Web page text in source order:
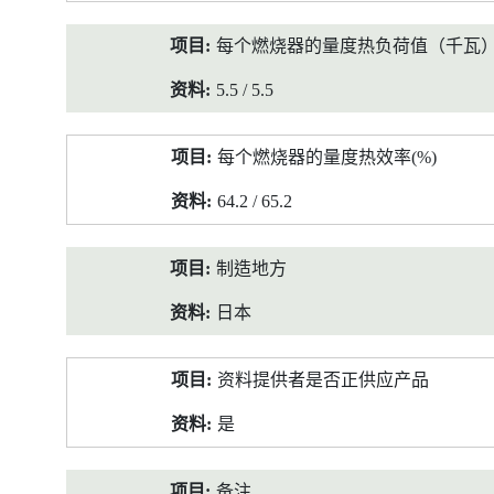
每个燃烧器的量度热负荷值（千瓦
5.5 / 5.5
每个燃烧器的量度热效率(%)
64.2 / 65.2
制造地方
日本
资料提供者是否正供应产品
是